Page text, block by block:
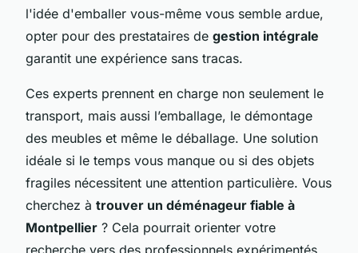
l'idée d'emballer vous-même vous semble ardue,
opter pour des prestataires de gestion intégrale
garantit une expérience sans tracas.
Ces experts prennent en charge non seulement le
transport, mais aussi l’emballage, le démontage
des meubles et même le déballage. Une solution
idéale si le temps vous manque ou si des objets
fragiles nécessitent une attention particulière. Vous
cherchez à trouver un déménageur fiable à
Montpellier ? Cela pourrait orienter votre
recherche vers des professionnels expérimentés